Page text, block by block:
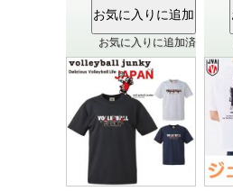
お気に入りに追加済